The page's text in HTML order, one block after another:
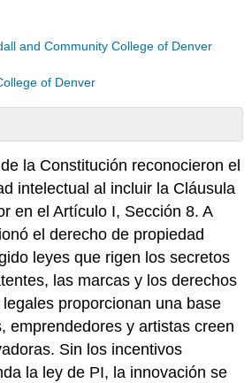
and Community College of Denver
of Denver
la Constitución reconocieron el
intelectual al incluir la Cláusula
en el Artículo I, Sección 8. A
el derecho de propiedad
leyes que rigen los secretos
las marcas y los derechos
proporcionan una base
emprendedores y artistas creen
Sin los incentivos
la ley de PI, la innovación se